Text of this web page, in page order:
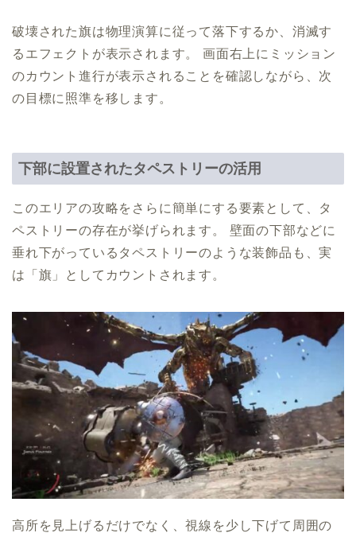
破壊された旗は物理演算に従って落下するか、消滅す
るエフェクトが表示されます。 画面右上にミッション
のカウント進行が表示されることを確認しながら、次
の目標に照準を移します。
下部に設置されたタペストリーの活用
このエリアの攻略をさらに簡単にする要素として、タ
ペストリーの存在が挙げられます。 壁面の下部などに
垂れ下がっているタペストリーのような装飾品も、実
は「旗」としてカウントされます。
高所を見上げるだけでなく、視線を少し下げて周囲の